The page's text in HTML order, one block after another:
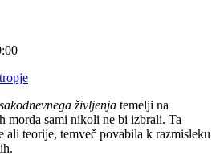
življenja temelji na
morda sami nikoli ne bi izbrali. Ta
ali teorije, temveč povabila k razmisleku